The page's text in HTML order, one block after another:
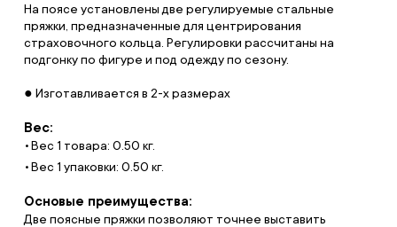
На поясе установлены две регулируемые стальные
пряжки, предназначенные для центрирования
страховочного кольца. Регулировки рассчитаны на
подгонку по фигуре и под одежду по сезону.
● Изготавливается в 2-х размерах
Вес:
Вес 1 товара: 0.50 кг.
Вес 1 упаковки: 0.50 кг.
Основые преимущества:
Две поясные пряжки позволяют точнее выставить